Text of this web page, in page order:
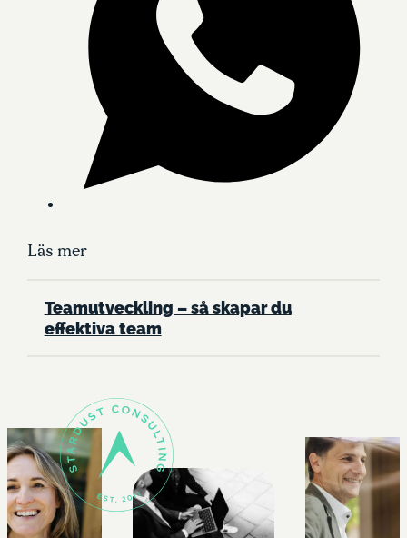
Läs mer
Teamutveckling – så skapar du
effektiva team